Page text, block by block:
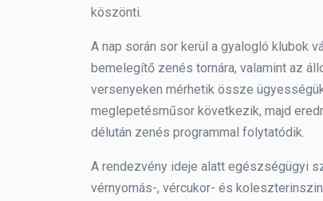
köszönti.
A nap során sor kerül a gyalogló klubok
bemelegítő zenés tornára, valamint az
versenyeken mérhetik össze
meglepetésműsor következik, majd
délután zenés programmal folytatódik.
A rendezvény ideje alatt egészségügyi
vérnyomás-, vércukor- és